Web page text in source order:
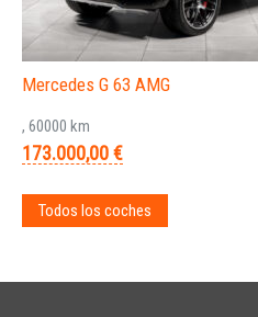
Mercedes G 63 AMG
, 60000 km
173.000,00 €
Todos los coches